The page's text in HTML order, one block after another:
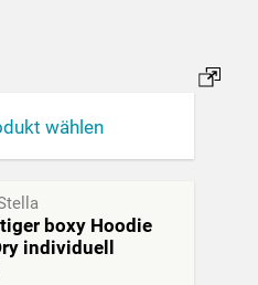
wählen
boxy Hoodie
individuell